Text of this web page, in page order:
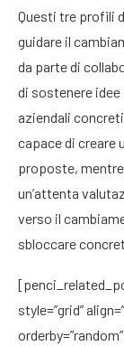
Questi tre profili
guidare il
da parte di
di sostenere
aziendali
capace di creare
proposte,
un’attenta
verso il
sbloccare
style=”grid”